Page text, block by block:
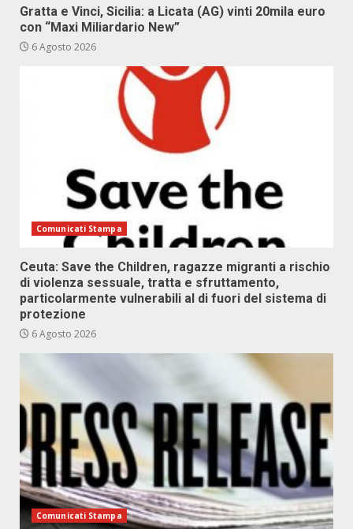
Gratta e Vinci, Sicilia: a Licata (AG) vinti 20mila euro
con “Maxi Miliardario New”
6 Agosto 2026
Comunicati Stampa
Ceuta: Save the Children, ragazze migranti a rischio
di violenza sessuale, tratta e sfruttamento,
particolarmente vulnerabili al di fuori del sistema di
protezione
6 Agosto 2026
Comunicati Stampa